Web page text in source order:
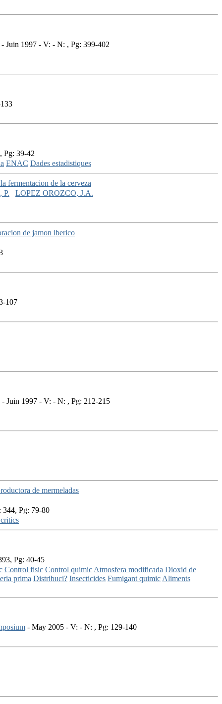
- Juin 1997 - V: - N: , Pg: 399-402
Pg: 39-42
ENAC Dades estadistiques
fermentacion de la cerveza
P.
LOPEZ OROZCO, J.A.
de jamon iberico
107
- Juin 1997 - V: - N: , Pg: 212-215
de mermeladas
Pg: 79-80
Pg: 40-45
Control fisic Control quimicAtmosfera modificada Dioxid de
prima Distribuci? Insecticides Fumigant quimicAliments
- May 2005 - V: - N: , Pg: 129-140